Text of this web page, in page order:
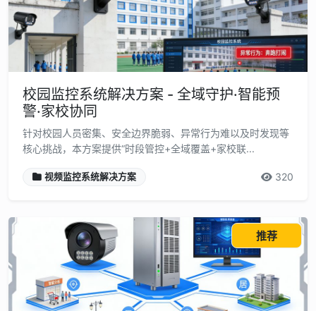
校园监控系统解决方案 - 全域守护·智能预
警·家校协同
针对校园人员密集、安全边界脆弱、异常行为难以及时发现等
核心挑战，本方案提供“时段管控+全域覆盖+家校联...
视频监控系统解决方案 320
推荐